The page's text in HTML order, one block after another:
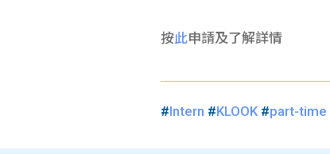
按此申請及了解詳情
#Intern #KLOOK#part-time